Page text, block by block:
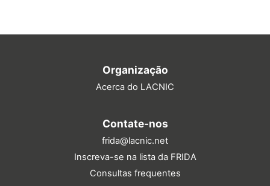
Organização
Acerca do LACNIC
Contate-nos
frida@lacnic.net
Inscreva-se na lista da FRIDA
Consultas frequentes